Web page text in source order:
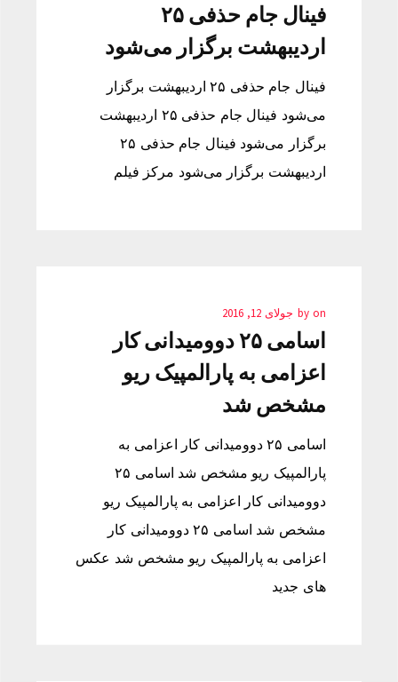
فینال جام حذفی ۲۵
اردیبهشت برگزار می‌شود
فینال جام حذفی ۲۵ اردیبهشت برگزار
می‌شود فینال جام حذفی ۲۵ اردیبهشت
برگزار می‌شود فینال جام حذفی ۲۵
اردیبهشت برگزار می‌شود مرکز فیلم
by on جولای 12, 2016
اسامی ۲۵ دوومیدانی کار
اعزامی به پارالمپیک ریو
مشخص شد
اسامی ۲۵ دوومیدانی کار اعزامی به
پارالمپیک ریو مشخص شد اسامی ۲۵
دوومیدانی کار اعزامی به پارالمپیک ریو
مشخص شد اسامی ۲۵ دوومیدانی کار
اعزامی به پارالمپیک ریو مشخص شد عکس
های جدید